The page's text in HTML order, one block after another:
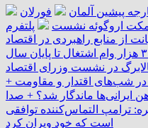
پیشین آلمان
فورلان
اروگوئه نشست
پلتفرم
از منابع راهبردی در اقتصاد
در نشست وزرای اقتصاد
در شب‌های اقتدار و مقاومت +
ایرانی‌ها ماندگار شد؟ + صدا
ترامپ التماس‌کننده توافقی
است که خود ویران کرد